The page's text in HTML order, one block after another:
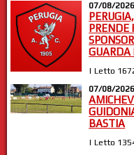
07/08/
PRENDE
GUARDA
| Letto
07/08/
BASTIA
| Letto